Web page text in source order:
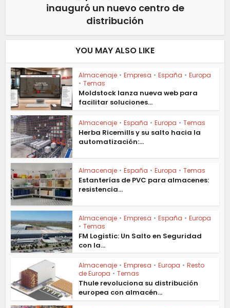
inauguró un nuevo centro de
distribución
YOU MAY ALSO LIKE
Almacenaje • Empresa • España • Europa
• Temas
Moldstock lanza nueva web para
facilitar soluciones...
Almacenaje • España • Europa • Temas
Herba Ricemills y su salto hacia la
automatización:...
Almacenaje • España • Europa • Temas
Estanterías de PVC para almacenes:
resistencia...
Almacenaje • Empresa • España • Europa
• Temas
FM Logistic: Un Salto en Seguridad
con la...
Almacenaje • Empresa • Europa • Resto
de Europa • Temas
Thule revoluciona su distribución
europea con almacén...